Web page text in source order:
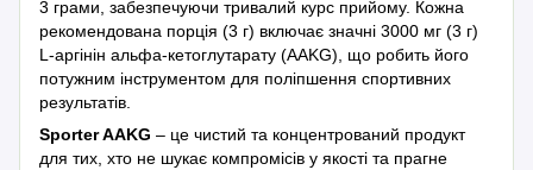
3 грами, забезпечуючи тривалий курс прийому. Кожна
рекомендована порція (3 г) включає значні 3000 мг (3 г)
L-аргінін альфа-кетоглутарату (AAKG), що робить його
потужним інструментом для поліпшення спортивних
результатів.
Sporter AAKG – це чистий та концентрований продукт
для тих, хто не шукає компромісів у якості та прагне